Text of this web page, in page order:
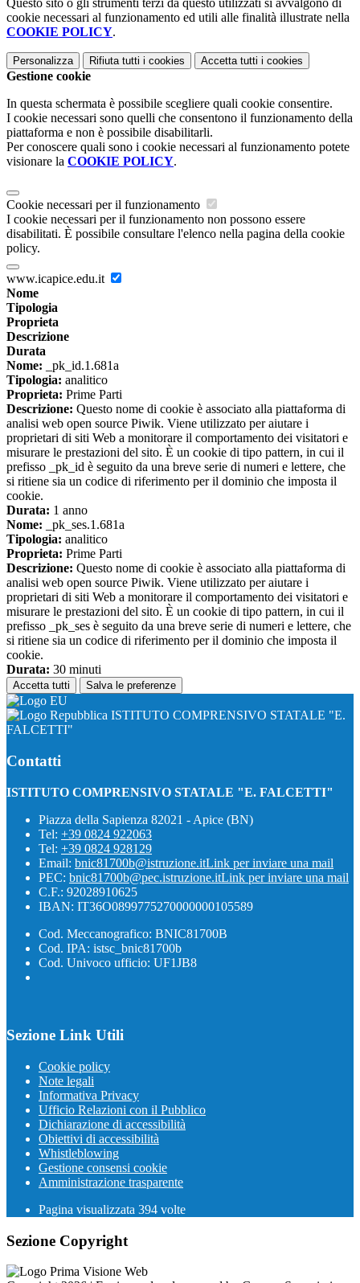
Questo sito o gli strumenti terzi da questo utilizzati si avvalgono di
cookie necessari al funzionamento ed utili alle finalità illustrate nella
COOKIE POLICY.
Personalizza Rifiuta tutti i cookies Accetta tutti i cookies
Gestione cookie
In questa schermata è possibile scegliere quali cookie consentire.
I cookie necessari sono quelli che consentono il funzionamento della
piattaforma e non è possibile disabilitarli.
Per conoscere quali sono i cookie necessari al funzionamento potete
visionare la COOKIE POLICY.
Cookie necessari per il funzionamento
I cookie necessari per il funzionamento non possono essere
disabilitati. È possibile consultare l'elenco nella pagina della cookie
policy.
www.icapice.edu.it
Nome
Tipologia
Proprieta
Descrizione
Durata
Nome: _pk_id.1.681a
Tipologia: analitico
Proprieta: Prime Parti
Descrizione: Questo nome di cookie è associato alla piattaforma di
analisi web open source Piwik. Viene utilizzato per aiutare i
proprietari di siti Web a monitorare il comportamento dei visitatori e
misurare le prestazioni del sito. È un cookie di tipo pattern, in cui il
prefisso _pk_id è seguito da una breve serie di numeri e lettere, che
si ritiene sia un codice di riferimento per il dominio che imposta il
cookie.
Durata: 1 anno
Nome: _pk_ses.1.681a
Tipologia: analitico
Proprieta: Prime Parti
Descrizione: Questo nome di cookie è associato alla piattaforma di
analisi web open source Piwik. Viene utilizzato per aiutare i
proprietari di siti Web a monitorare il comportamento dei visitatori e
misurare le prestazioni del sito. È un cookie di tipo pattern, in cui il
prefisso _pk_ses è seguito da una breve serie di numeri e lettere, che
si ritiene sia un codice di riferimento per il dominio che imposta il
cookie.
Durata: 30 minuti
Accetta tutti Salva le preferenze
ISTITUTO COMPRENSIVO STATALE "E.
FALCETTI"
Contatti
ISTITUTO COMPRENSIVO STATALE "E. FALCETTI"
Piazza della Sapienza 82021 - Apice (BN)
Tel: +39 0824 922063
Tel: +39 0824 928129
Email: bnic81700b@istruzione.itLink per inviare una mail
PEC: bnic81700b@pec.istruzione.itLink per inviare una mail
C.F.: 92028910625
IBAN: IT36O0899775270000000105589
Cod. Meccanografico: BNIC81700B
Cod. IPA: istsc_bnic81700b
Cod. Univoco ufficio: UF1JB8
Sezione Link Utili
Cookie policy
Note legali
Informativa Privacy
Ufficio Relazioni con il Pubblico
Dichiarazione di accessibilità
Obiettivi di accessibilità
Whistleblowing
Gestione consensi cookie
Amministrazione trasparente
Pagina visualizzata 394 volte
Sezione Copyright